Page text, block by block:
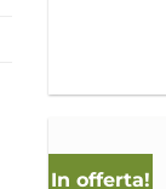
In offerta!